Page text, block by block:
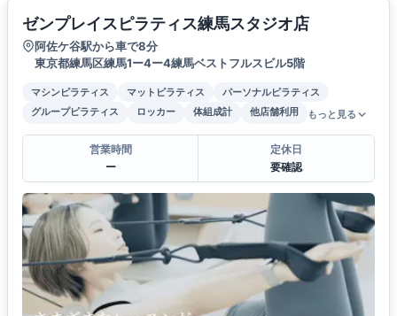
ゼンプレイスピラティス練馬スタジオ店
阿佐ケ谷駅から車で8分
東京都練馬区練馬1ー4ー4練馬ベストフルスビル5階
マシンピラティス マットピラティス
パーソナルピラティス
グループピラティス
ロッカー 体組成計 他店舗利用 もっと見る
営業時間
ー
定休日
要確認